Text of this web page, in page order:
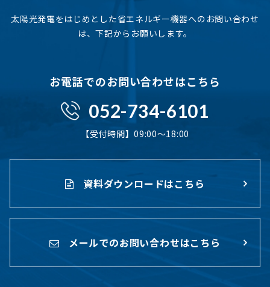
太陽光発電をはじめとした省エネルギー機器へのお問い合わせ
は、下記からお願いします。
お電話でのお問い合わせはこちら
052-734-6101
【受付時間】09:00〜18:00
資料ダウンロードはこちら
メールでのお問い合わせはこちら